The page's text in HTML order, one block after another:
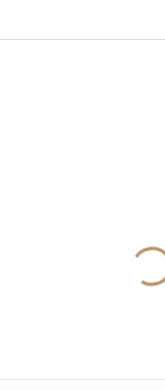
Yukleniyor...